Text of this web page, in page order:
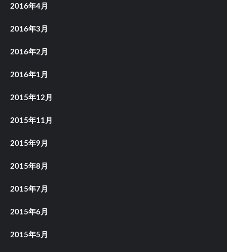
2016年4月
2016年3月
2016年2月
2016年1月
2015年12月
2015年11月
2015年9月
2015年8月
2015年7月
2015年6月
2015年5月